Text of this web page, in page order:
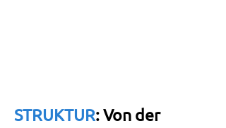
STRUKTUR: Von der